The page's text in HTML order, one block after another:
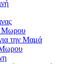
Μωρου
την Μαμά